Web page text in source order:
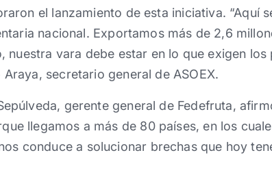
el lanzamiento de esta iniciativa. “Aquí
nacional. Exportamos más de 2,6
vara debe estar en lo que exigen los
secretario general de ASOEX.
gerente general de Fedefruta,
llegamos a más de 80 países, en los
conduce a solucionar brechas que hoy